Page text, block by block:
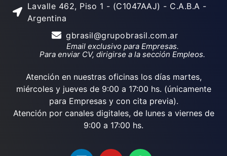
Lavalle 462, Piso 1 - (C1047AAJ) - C.A.B.A -
Argentina
gbrasil@grupobrasil.com.ar
Email exclusivo para Empresas.
Para enviar CV, dirigirse a la sección Empleos.
Atención en nuestras oficinas los días martes,
miércoles y jueves de 9:00 a 17:00 hs. (únicamente
para Empresas y con cita previa).
Atención por canales digitales, de lunes a viernes de
9:00 a 17:00 hs.